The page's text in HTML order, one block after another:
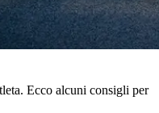
Ecco alcuni consigli per